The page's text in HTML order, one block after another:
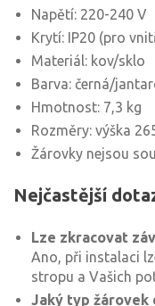
Napětí: 220-240 V
Krytí: IP20 (pro
Materiál: kov/sklo
Barva: černá/
Hmotnost: 7,3 kg
Rozměry: výška
Žárovky nejsou
Nejčastější
Lze zkracovat
Ano, při instalaci
stropu a Vašich
Jaký typ žárovek